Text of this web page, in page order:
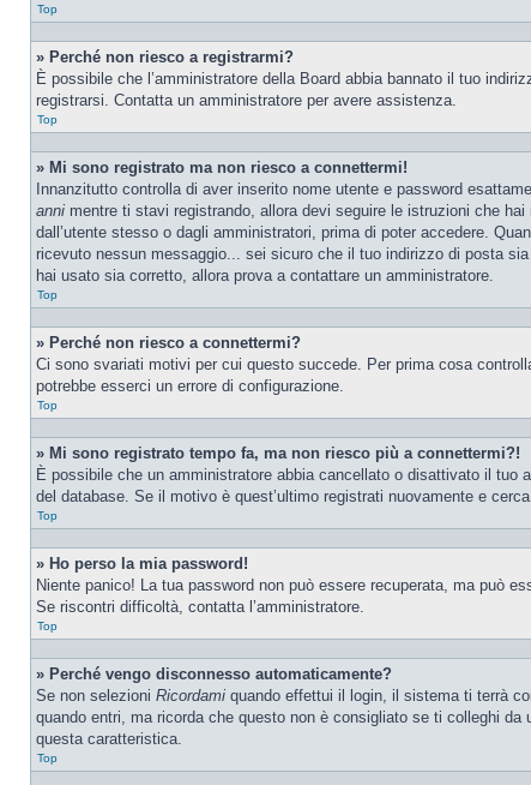
Top
» Perché non riesco a registrarmi?
È possibile che l’amministratore della Board abbia bannato il tuo
registrarsi. Contatta un amministratore per avere assistenza.
Top
» Mi sono registrato ma non riesco a connettermi!
Innanzitutto controlla di aver inserito nome utente e password
anni mentre ti stavi registrando, allora devi seguire le istruzioni che
dall’utente stesso o dagli amministratori, prima di poter accedere.
ricevuto nessun messaggio... sei sicuro che il tuo indirizzo di posta
hai usato sia corretto, allora prova a contattare un amministratore.
Top
» Perché non riesco a connettermi?
Ci sono svariati motivi per cui questo succede. Per prima cosa
potrebbe esserci un errore di configurazione.
Top
» Mi sono registrato tempo fa, ma non riesco più a connettermi?!
È possibile che un amministratore abbia cancellato o disattivato il tuo
del database. Se il motivo è quest’ultimo registrati nuovamente e
Top
» Ho perso la mia password!
Niente panico! La tua password non può essere recuperata, ma può
Se riscontri difficoltà, contatta l’amministratore.
Top
» Perché vengo disconnesso automaticamente?
Se non selezioni Ricordami quando effettui il login, il sistema ti terrà
quando entri, ma ricorda che questo non è consigliato se ti colleghi
questa caratteristica.
Top